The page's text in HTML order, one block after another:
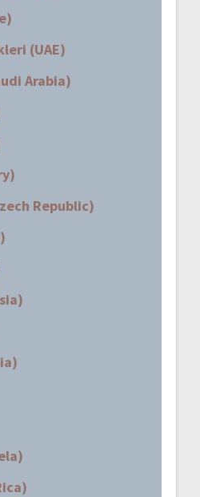
(UAE)
Arabia)
Republic)